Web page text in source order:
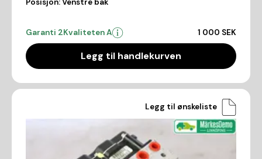
Garanti 2Kvaliteten A 1 000 SEK
Legg til handlekurven
Legg til ønskeliste